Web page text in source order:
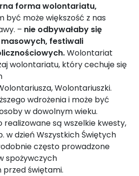
forma wolontariatu,
być może większość z nas
– nie odbywałaby się
festiwali
Wolontariat
wolontariatu, który cechuje się
Wolontariuszki.
wdrożenia i może być
w dowolnym wieku.
są wszelkie kwesty,
w dzień Wszystkich Świętych
często prowadzone
spożywczych
świętami.